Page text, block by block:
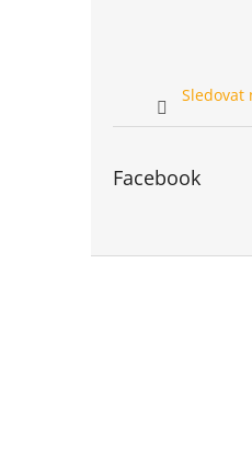
Sledovat
Facebook